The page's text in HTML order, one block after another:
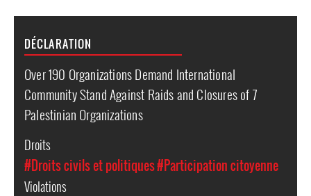
DÉCLARATION
Over 190 Organizations Demand International
Community Stand Against Raids and Closures of 7
Palestinian Organizations
Droits
#Droits civils et politiques#Participation citoyenne
Violations